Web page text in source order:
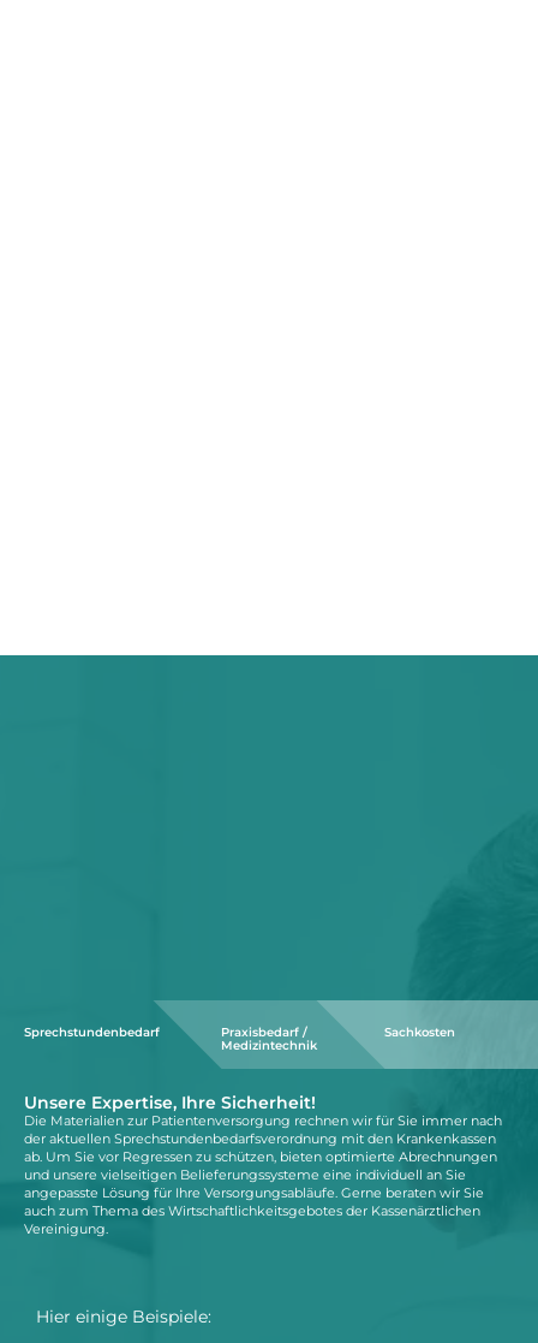
Sprechstundenbedarf
Praxisbedarf /
Medizintechnik
Sachkosten
Unsere Expertise, Ihre Sicherheit!
Die Materialien zur Patientenversorgung rechnen wir für Sie immer nach
der aktuellen Sprechstundenbedarfsverordnung mit den Krankenkassen
ab. Um Sie vor Regressen zu schützen, bieten optimierte Abrechnungen
und unsere vielseitigen Belieferungssysteme eine individuell an Sie
angepasste Lösung für Ihre Versorgungsabläufe. Gerne beraten wir Sie
auch zum Thema des Wirtschaftlichkeitsgebotes der Kassenärztlichen
Vereinigung.
Hier einige Beispiele: